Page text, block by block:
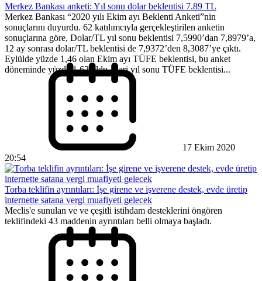
Merkez Bankası anketi: Yıl sonu dolar beklentisi 7.89 TL
Merkez Bankası “2020 yılı Ekim ayı Beklenti Anketi”nin
sonuçlarını duyurdu. 62 katılımcıyla gerçekleştirilen anketin
sonuçlarına göre, Dolar/TL yıl sonu beklentisi 7,5990’dan 7,8979’a,
12 ay sonrası dolar/TL beklentisi de 7,9372’den 8,3087’ye çıktı.
Eylülde yüzde 1,46 olan Ekim ayı TÜFE beklentisi, bu anket
döneminde yüzde 1,62 oldu. Cari yıl sonu TÜFE beklentisi...
17 Ekim 2020
20:54
Torba teklifin ayrıntıları: İşe girene ve işverene destek, evde üretip
internette satana vergi muafiyeti gelecek
Meclis'e sunulan ve ve çeşitli istihdam desteklerini öngören
teklifindeki 43 maddenin ayrıntıları belli olmaya başladı.